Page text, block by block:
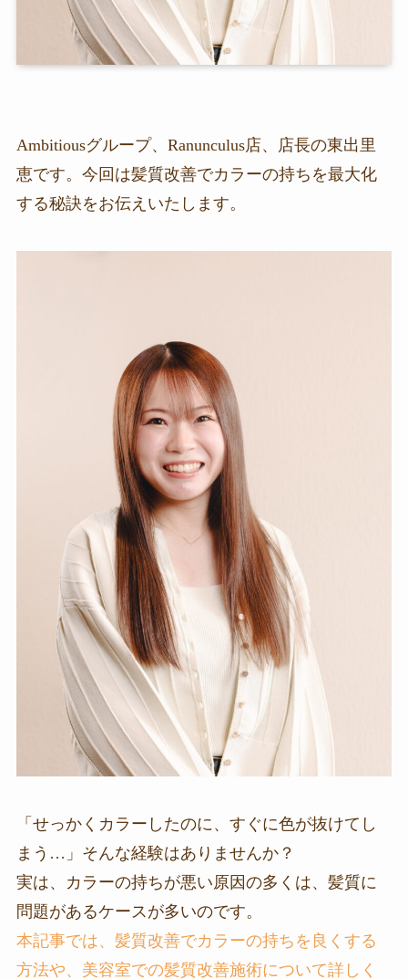
Ambitiousグループ、Ranunculus店、店長の東出里
恵です。今回は髪質改善でカラーの持ちを最大化
する秘訣をお伝えいたします。
「せっかくカラーしたのに、すぐに色が抜けてし
まう…」そんな経験はありませんか？
実は、カラーの持ちが悪い原因の多くは、髪質に
問題があるケースが多いのです。
本記事では、髪質改善でカラーの持ちを良くする
方法や、美容室での髪質改善施術について詳しく